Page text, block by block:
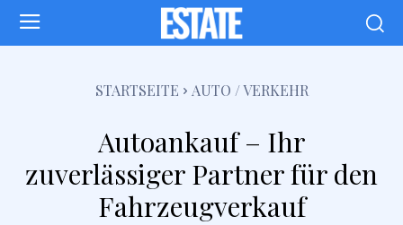
STARTSEITE AUTO / VERKEHR
Autoankauf – Ihr
zuverlässiger Partner für den
Fahrzeugverkauf